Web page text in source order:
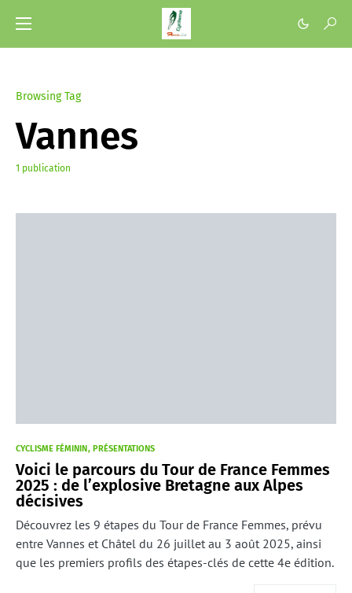
Browsing Tag
Vannes
1 publication
CYCLISME FÉMININ PRÉSENTATIONS
Voici le parcours du Tour de France Femmes
2025 : de l’explosive Bretagne aux Alpes
décisives
Découvrez les 9 étapes du Tour de France Femmes, prévu
entre Vannes et Châtel du 26 juillet au 3 août 2025, ainsi
que les premiers profils des étapes-clés de cette 4e édition.